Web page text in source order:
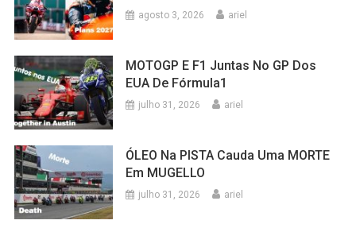
Em MUGELLO
LORENZO Revela A VANTAGEM
Física De Valentino ROSSI E Marc
MARQUEZ
julho 30, 2026 ariel